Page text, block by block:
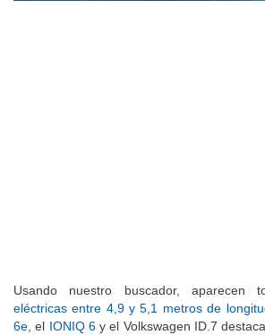
Usando nuestro buscador, aparecen
eléctricas entre 4,9 y 5,1 metros de
6e , el IONIQ 6y el Volkswagen ID.7